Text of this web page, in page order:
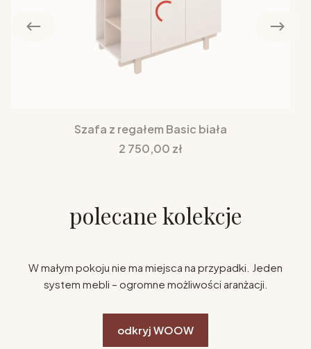
Szafa z regałem Basic biała
Cena
2 750,00 zł
polecane kolekcje
W małym pokoju nie ma miejsca na przypadki. Jeden
system mebli – ogromne możliwości aranżacji.
odkryj WOOW